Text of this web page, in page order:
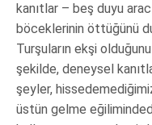
kanıtlar – beş duyu
böceklerinin öttüğünü
Turşuların ekşi
şekilde, deneysel
şeyler,
üstün gelme